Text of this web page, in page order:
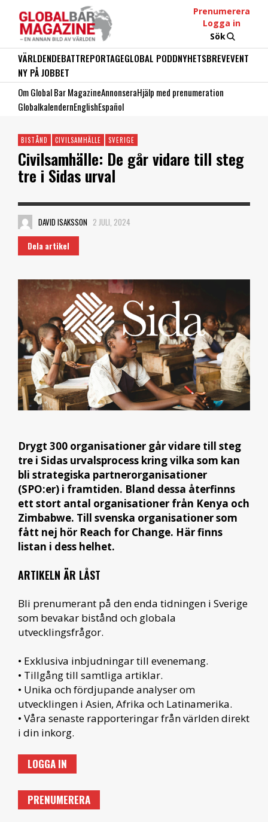
Prenumerera
Logga in
Sök
VÄRLDENDEBATTREPORTAGEGLOBAL PODDNYHETSBREVEVENT
NY PÅ JOBBET
Om Global Bar MagazineAnnonseraHjälp med prenumeration
GlobalkalendernEnglishEspañol
BISTÅND CIVILSAMHÄLLE SVERIGE
Civilsamhälle: De går vidare till steg
tre i Sidas urval
DAVID ISAKSSON 2 JULI, 2024
Dela artikel
Drygt 300 organisationer går vidare till steg
tre i Sidas urvalsprocess kring vilka som kan
bli strategiska partnerorganisationer
(SPO:er) i framtiden. Bland dessa återfinns
ett stort antal organisationer från Kenya och
Zimbabwe. Till svenska organisationer som
fått nej hör Reach for Change. Här finns
listan i dess helhet.
ARTIKELN ÄR LÅST
Bli prenumerant på den enda tidningen i Sverige
som bevakar bistånd och globala
utvecklingsfrågor.
• Exklusiva inbjudningar till evenemang.
• Tillgång till samtliga artiklar.
• Unika och fördjupande analyser om
utvecklingen i Asien, Afrika och Latinamerika.
• Våra senaste rapporteringar från världen direkt
i din inkorg.
LOGGA IN
PRENUMERERA